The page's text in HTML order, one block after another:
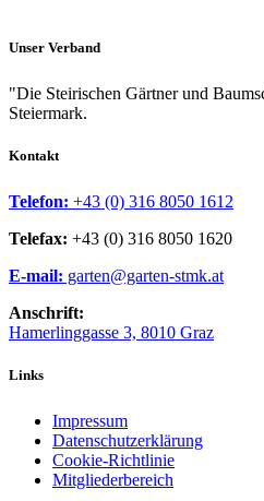
Unser Verband
"Die Steirischen Gärtner und
Steiermark.
Kontakt
Telefon: +43 (0) 316 8050 1612
Telefax: +43 (0) 316 8050 1620
E-mail: garten@garten-stmk.at
Anschrift:
Hamerlinggasse 3, 8010 Graz
Links
Impressum
Datenschutzerklärung
Cookie-Richtlinie
Mitgliederbereich